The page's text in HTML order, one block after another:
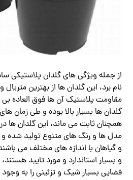
از جمله ویژگی‌ های گلدان پلاستیکی
نام برد، این گلدان ها از بهترین
مقاومت پلاستیک آن ها فوق العاده
گلدان ها بسیار بالا بوده و طی زمان
همچنان ثابت می ماند، این گلدان ها
مدل ها و رنگ های متنوع تولید شده
و گیاهان با اندازه های مختلف می
و بسیار استاندارد و مورد تایید
فضایی بسیار شیک و تزئینی را به وجود